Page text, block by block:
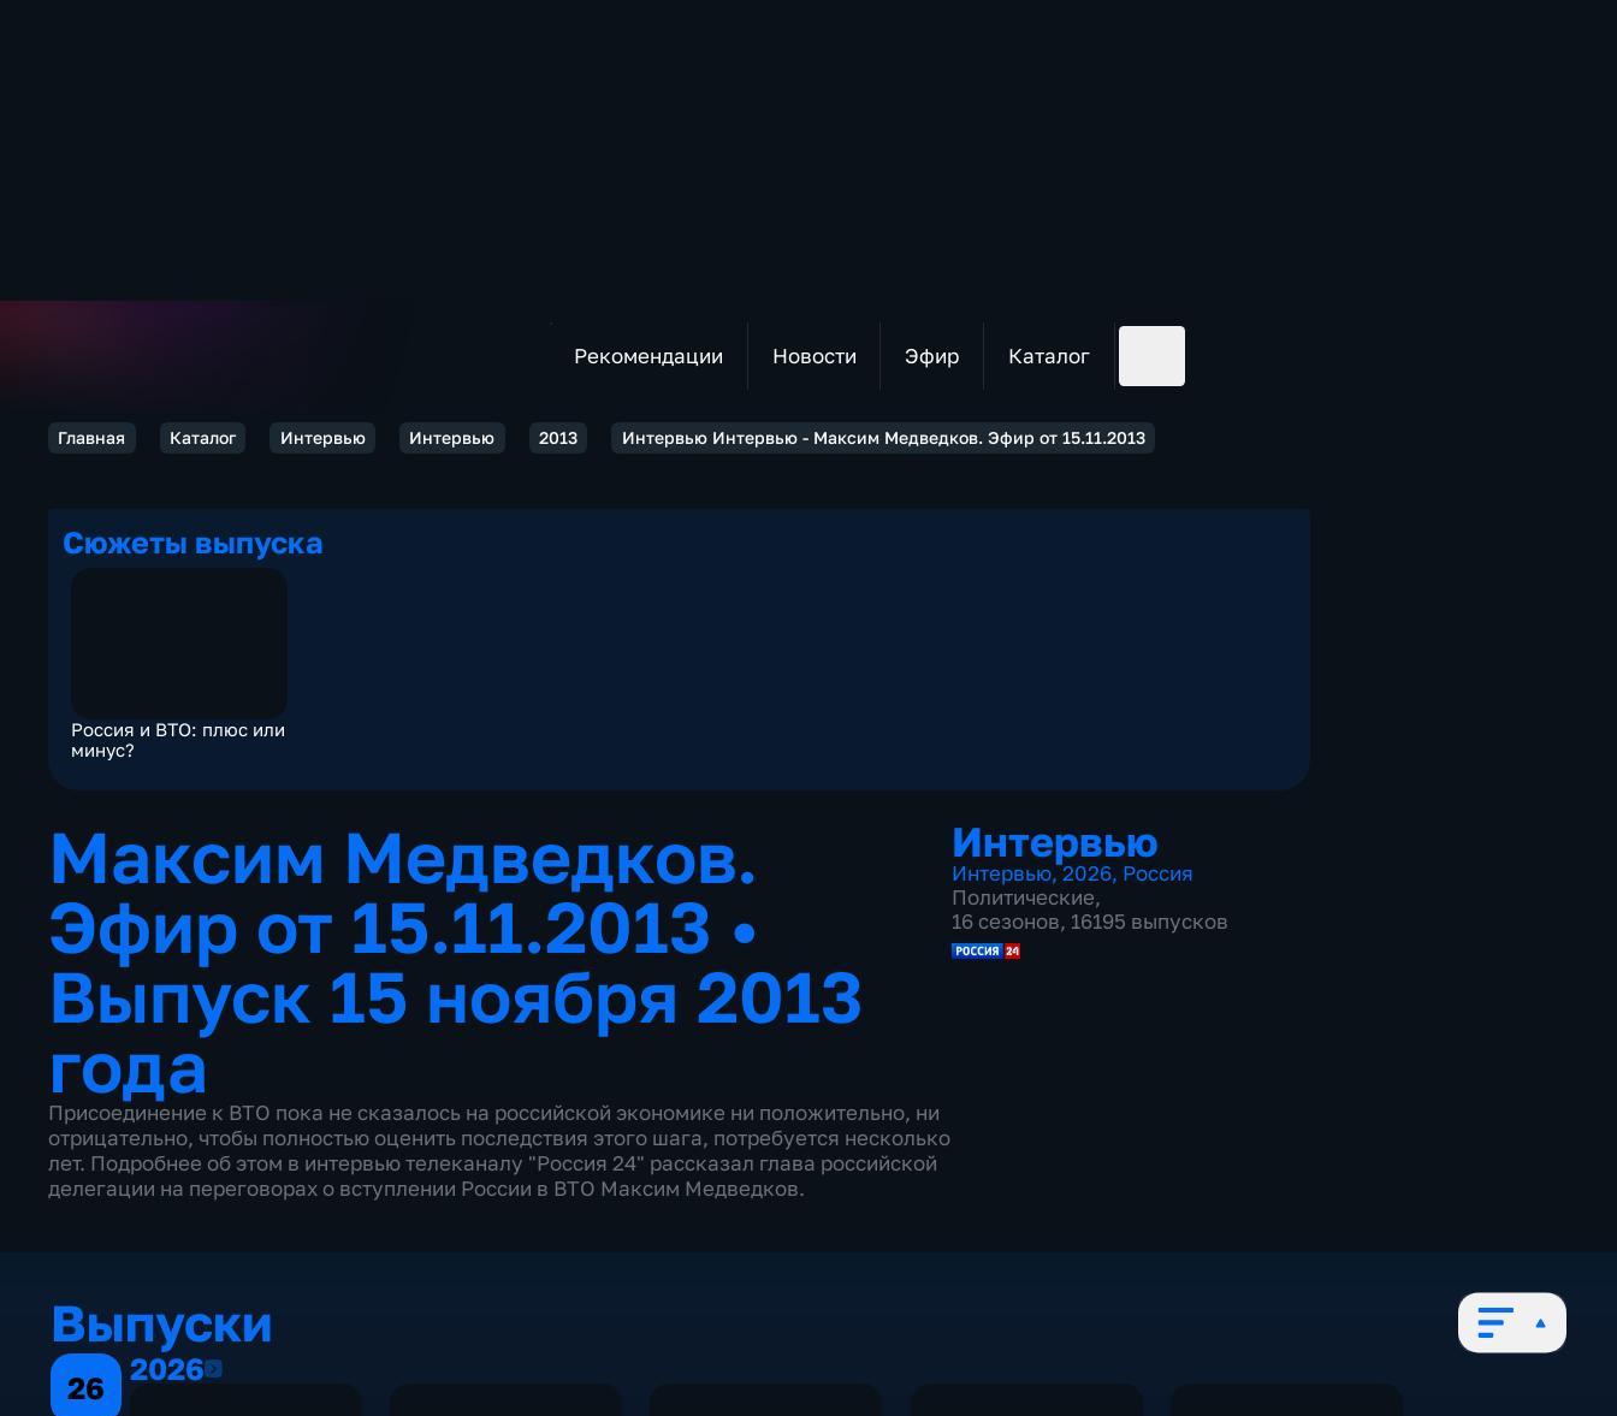
Рекомендации Новости Эфир Каталог
Главная Каталог Интервью Интервью 2013 Интервью Интервью - Максим Медведков. Эфир от 15.11.2013
Сюжеты выпуска
Россия и ВТО: плюс или
минус?
Максим Медведков.
Эфир от 15.11.2013 •
Выпуск 15 ноября 2013
года
Присоединение к ВТО пока не сказалось на российской экономике ни положительно, ни
отрицательно, чтобы полностью оценить последствия этого шага, потребуется несколько
лет. Подробнее об этом в интервью телеканалу "Россия 24" рассказал глава российской
делегации на переговорах о вступлении России в ВТО Максим Медведков.
Интервью
Интервью,2026, Россия
Политические,
16 сезонов, 16195 выпусков
Выпуски
26
20262026